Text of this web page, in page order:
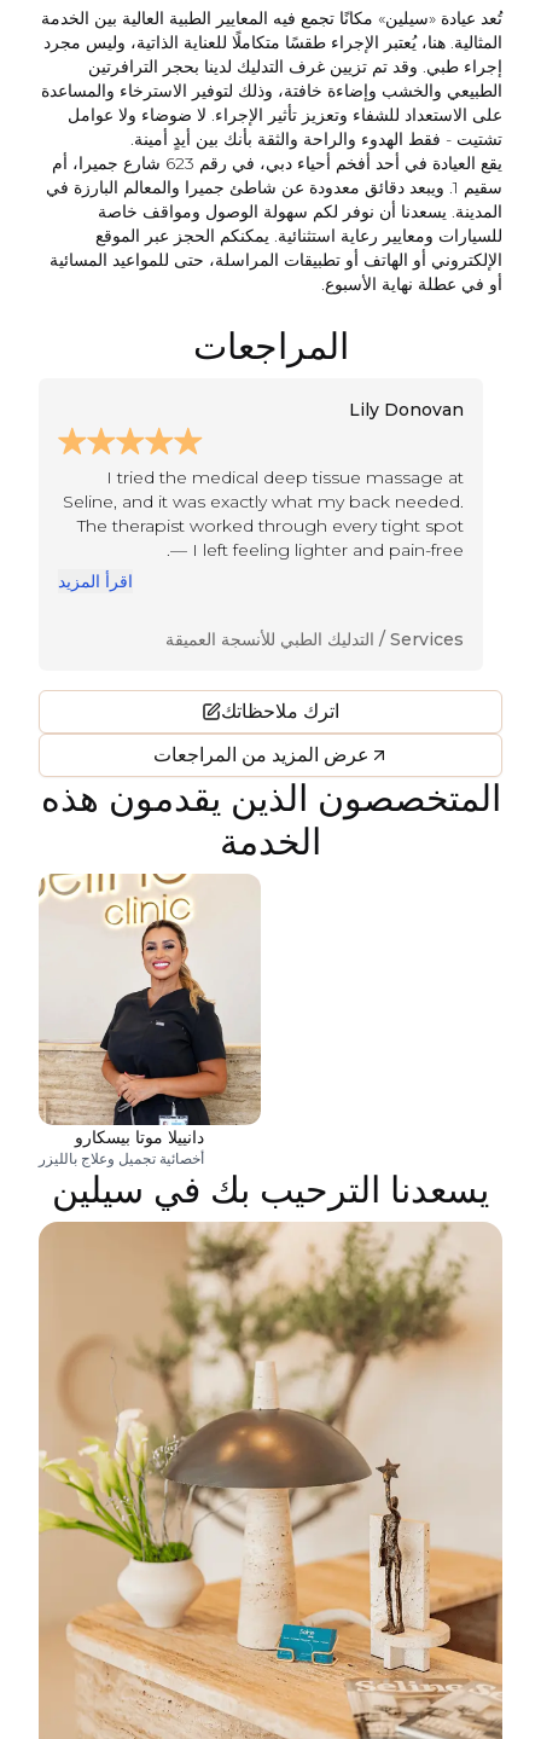
تُعد عيادة «سيلين» مكانًا تجمع فيه المعايير الطبية العالية بين الخدمة
المثالية. هنا، يُعتبر الإجراء طقسًا متكاملًا للعناية الذاتية، وليس مجرد
إجراء طبي. وقد تم تزيين غرف التدليك لدينا بحجر الترافرتين
الطبيعي والخشب وإضاءة خافتة، وذلك لتوفير الاسترخاء والمساعدة
على الاستعداد للشفاء وتعزيز تأثير الإجراء. لا ضوضاء ولا عوامل
تشتيت - فقط الهدوء والراحة والثقة بأنك بين أيدٍ أمينة.
يقع العيادة في أحد أفخم أحياء دبي، في رقم 623 شارع جميرا، أم
سقيم 1. ويبعد دقائق معدودة عن شاطئ جميرا والمعالم البارزة في
المدينة. يسعدنا أن نوفر لكم سهولة الوصول ومواقف خاصة
للسيارات ومعايير رعاية استثنائية. يمكنكم الحجز عبر الموقع
الإلكتروني أو الهاتف أو تطبيقات المراسلة، حتى للمواعيد المسائية
أو في عطلة نهاية الأسبوع.
المراجعات
Lily Donovan
I tried the medical deep tissue massage at
Seline, and it was exactly what my back needed.
The therapist worked through every tight spot
— I left feeling lighter and pain-free.
اقرأ المزيد
Services / التدليك الطبي للأنسجة العميقة
اترك ملاحظاتك
عرض المزيد من المراجعات
المتخصصون الذين يقدمون هذه
الخدمة
دانييلا موتا بيسكارو
أخصائية تجميل وعلاج بالليزر
يسعدنا الترحيب بك في سيلين